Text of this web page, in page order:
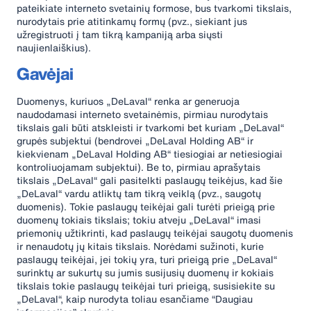
pateikiate interneto svetainių formose, bus tvarkomi tikslais,
nurodytais prie atitinkamų formų (pvz., siekiant jus
užregistruoti į tam tikrą kampaniją arba siųsti
naujienlaiškius).
Gavėjai
Duomenys, kuriuos „DeLaval“ renka ar generuoja
naudodamasi interneto svetainėmis, pirmiau nurodytais
tikslais gali būti atskleisti ir tvarkomi bet kuriam „DeLaval“
grupės subjektui (bendrovei „DeLaval Holding AB“ ir
kiekvienam „DeLaval Holding AB“ tiesiogiai ar netiesiogiai
kontroliuojamam subjektui). Be to, pirmiau aprašytais
tikslais „DeLaval“ gali pasitelkti paslaugų teikėjus, kad šie
„DeLaval“ vardu atliktų tam tikrą veiklą (pvz., saugotų
duomenis). Tokie paslaugų teikėjai gali turėti prieigą prie
duomenų tokiais tikslais; tokiu atveju „DeLaval“ imasi
priemonių užtikrinti, kad paslaugų teikėjai saugotų duomenis
ir nenaudotų jų kitais tikslais. Norėdami sužinoti, kurie
paslaugų teikėjai, jei tokių yra, turi prieigą prie „DeLaval“
surinktų ar sukurtų su jumis susijusių duomenų ir kokiais
tikslais tokie paslaugų teikėjai turi prieigą, susisiekite su
„DeLaval“, kaip nurodyta toliau esančiame “Daugiau